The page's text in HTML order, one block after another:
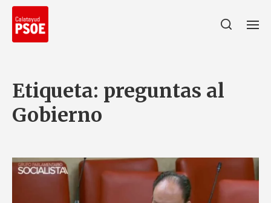
Etiqueta: preguntas al
Gobierno